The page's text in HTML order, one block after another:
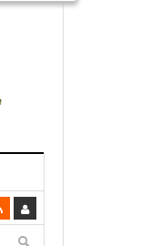
Ciudadana’